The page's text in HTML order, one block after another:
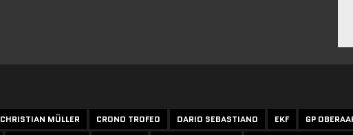
CHRISTIAN MÜLLER CRONO TROFEO DARIO SEBASTIANO EKF GP